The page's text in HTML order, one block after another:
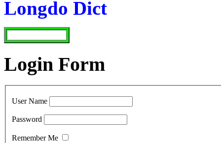
Longdo Dict
Login Form
User Name
Password
Remember Me